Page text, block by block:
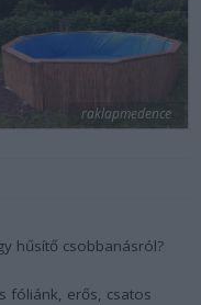
raklapmedence
hűsítő csobbanásról?
fóliánk, erős, csatos